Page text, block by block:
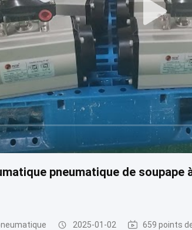
pneumatique de soupape
2025-01-02 659 points